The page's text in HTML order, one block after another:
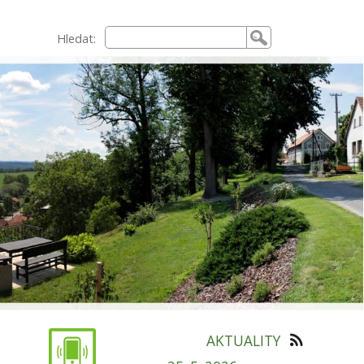
Hledat:
AKTUALITY